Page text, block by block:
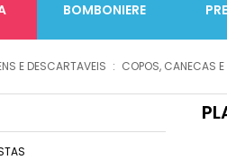
BOMBONIERE
E DESCARTAVEIS COPOS, CANECAS